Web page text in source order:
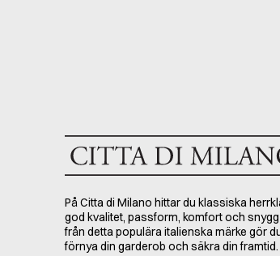
På Citta di Milano hittar du klassiska
god kvalitet, passform, komfort och
från detta populära italienska märke gör
förnya din garderob och säkra din framtid.